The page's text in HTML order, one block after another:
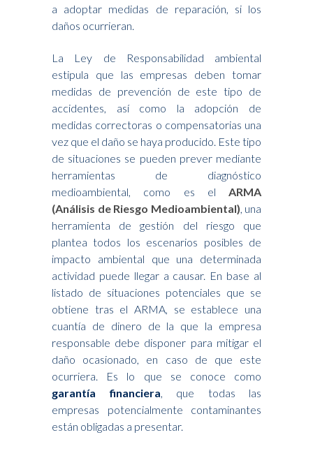
a adoptar medidas de reparación, si los
daños ocurrieran.
La Ley de Responsabilidad ambiental
estipula que las empresas deben tomar
medidas de prevención de este tipo de
accidentes, así como la adopción de
medidas correctoras o compensatorias una
vez que el daño se haya producido. Este tipo
de situaciones se pueden prever mediante
herramientas de diagnóstico
medioambiental, como es el ARMA
(Análisis de Riesgo Medioambiental), una
herramienta de gestión del riesgo que
plantea todos los escenarios posibles de
impacto ambiental que una determinada
actividad puede llegar a causar. En base al
listado de situaciones potenciales que se
obtiene tras el ARMA, se establece una
cuantía de dinero de la que la empresa
responsable debe disponer para mitigar el
daño ocasionado, en caso de que este
ocurriera. Es lo que se conoce como
garantía financiera, que todas las
empresas potencialmente contaminantes
están obligadas a presentar.